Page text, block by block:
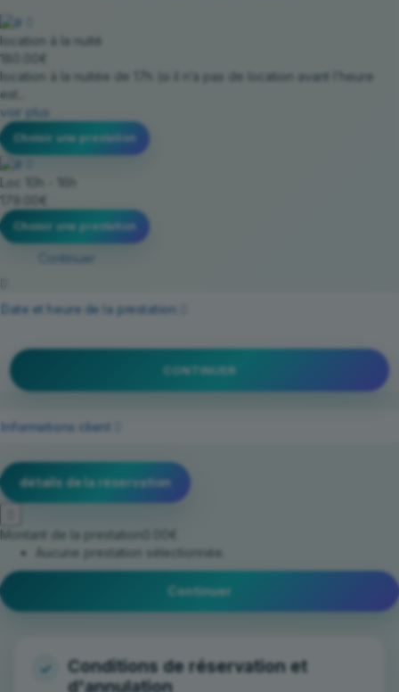
location à la nuité
180.00€
location à la nuitée de 17h (si il n’a pas de location avant l’heure
est...
voir plus
Choisir une prestation
Loc 10h - 16h
179.00€
Choisir une prestation
Continuer
Date et heure de la prestation
CONTINUER
Informations client
détails de la réservation
Montant de la prestation
0.00€
Aucune prestation sélectionnée.
Continuer